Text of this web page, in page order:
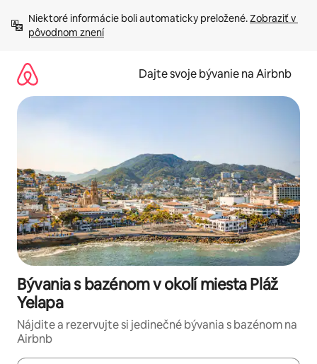
obsah.
Niektoré informácie boli automaticky preložené. Zobraziť v
pôvodnom znení
Dajte svoje bývanie na Airbnb
Bývania s bazénom v okolí miesta Pláž
Yelapa
Nájdite a rezervujte si jedinečné bývania s bazénom na
Airbnb